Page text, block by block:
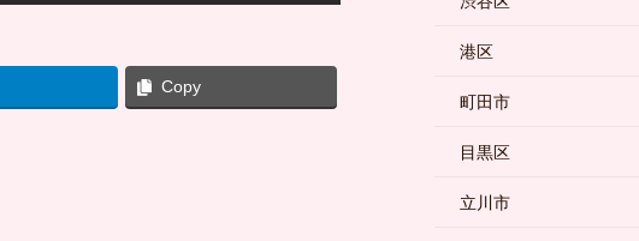
Copy
港区
町田市
目黒区
立川市